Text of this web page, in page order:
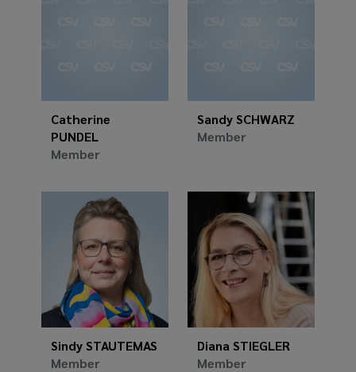
Catherine
PUNDEL
Member
Sandy SCHWARZ
Member
Sindy STAUTEMAS
Member
Diana STIEGLER
Member